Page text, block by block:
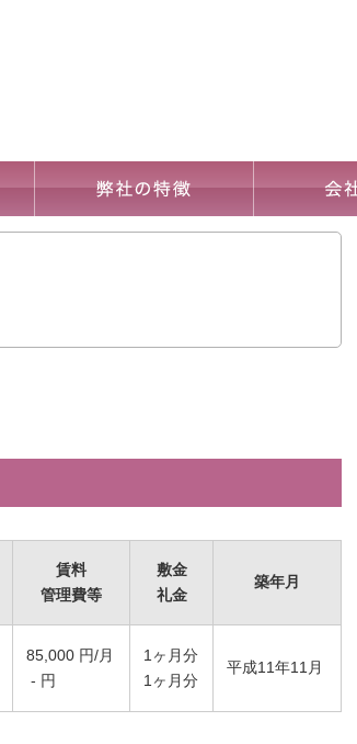
賃料
管理費等
敷金
礼金
築年月
85,000 円/月
- 円
1ヶ月分
1ヶ月分
平成11年11月